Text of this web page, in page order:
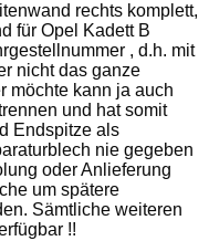
rechts komplett,
für Opel Kadett B
, d.h. mit
nicht das ganze
möchte kann ja auch
und hat somit
Endspitze als
nie gegeben
oder Anlieferung
um spätere
Sämtliche weiteren
!!